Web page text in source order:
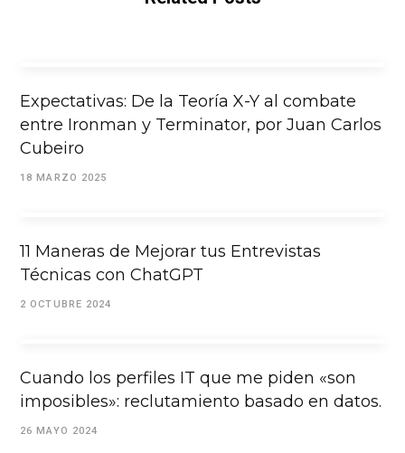
Expectativas: De la Teoría X-Y al combate
entre Ironman y Terminator, por Juan Carlos
Cubeiro
18 MARZO 2025
11 Maneras de Mejorar tus Entrevistas
Técnicas con ChatGPT
2 OCTUBRE 2024
Cuando los perfiles IT que me piden «son
imposibles»: reclutamiento basado en datos.
26 MAYO 2024